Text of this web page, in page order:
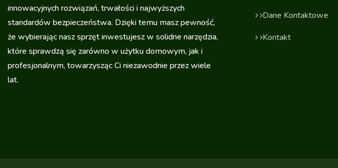
innowacyjnych rozwiązań, trwałości i najwyższych
standardów bezpieczeństwa. Dzięki temu masz pewność,
że wybierając nasz sprzęt inwestujesz w solidne narzędzia,
które sprawdzą się zarówno w użytku domowym, jak i
profesjonalnym, towarzysząc Ci niezawodnie przez wiele
lat.
Dane Kontaktowe
Kontakt